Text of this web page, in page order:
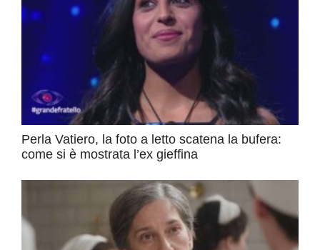
Perla Vatiero, la foto a letto scatena la bufera:
come si è mostrata l’ex gieffina